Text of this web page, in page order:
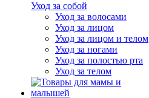
Уход за собой
Уход за волосами
Уход за лицом
Уход за лицом и телом
Уход за ногами
Уход за полостью рта
Уход за телом